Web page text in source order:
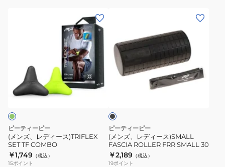
ー
ス)TRIFLEX
SET
TF
COMBO
ピーティーピー
(メンズ、レディース)TRIFLEX
SET TF COMBO
￥1,749 （税込）
15ポイント
レ
デ
FASCIA
ROLLER
FRR
SMALL
30
ブ
ラ
ピーティーピー
(メンズ、レディース)SMALL
FASCIA ROLLER FRR SMALL 30
￥2,189 （税込）
19ポイント